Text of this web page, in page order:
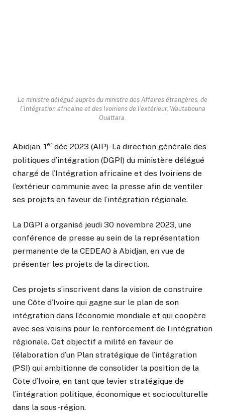
Le ministre délégué auprès du ministre des Affaires étrangères, de
l’Intégration africaine et des Ivoiriens de l’extérieur, Wautabouna
Ouattara.
Abidjan, 1er déc 2023 (AIP)- La direction générale des
politiques d’intégration (DGPI) du ministère délégué
chargé de l’Intégration africaine et des Ivoiriens de
l’extérieur communie avec la presse afin de ventiler
ses projets en faveur de l’intégration régionale.
La DGPI a organisé jeudi 30 novembre 2023, une
conférence de presse au sein de la représentation
permanente de la CEDEAO à Abidjan, en vue de
présenter les projets de la direction.
Ces projets s’inscrivent dans la vision de construire
une Côte d’Ivoire qui gagne sur le plan de son
intégration dans l’économie mondiale et qui coopère
avec ses voisins pour le renforcement de l’intégration
régionale. Cet objectif a milité en faveur de
l’élaboration d’un Plan stratégique de l’intégration
(PSI) qui ambitionne de consolider la position de la
Côte d’Ivoire, en tant que levier stratégique de
l’intégration politique, économique et socioculturelle
dans la sous-région.